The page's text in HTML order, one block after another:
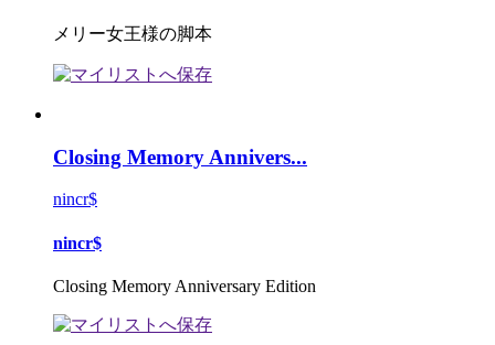
メリー女王様の脚本
Closing Memory Annivers...
nincr$
nincr$
Closing Memory Anniversary Edition